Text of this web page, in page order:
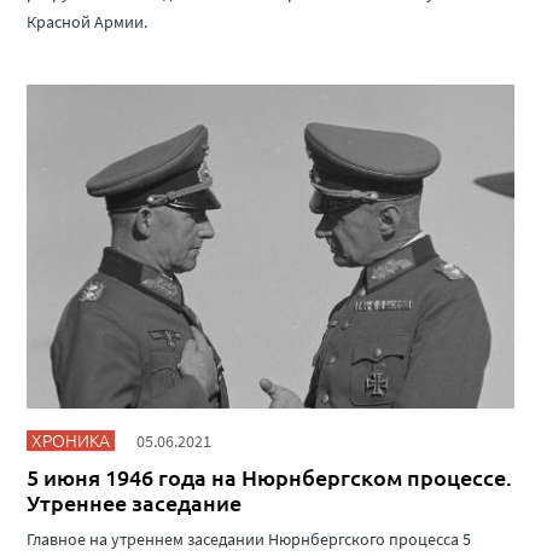
Красной Армии.
ХРОНИКА 05.06.2021
5 июня 1946 года на Нюрнбергском процессе.
Утреннее заседание
Главное на утреннем заседании Нюрнбергского процесса 5